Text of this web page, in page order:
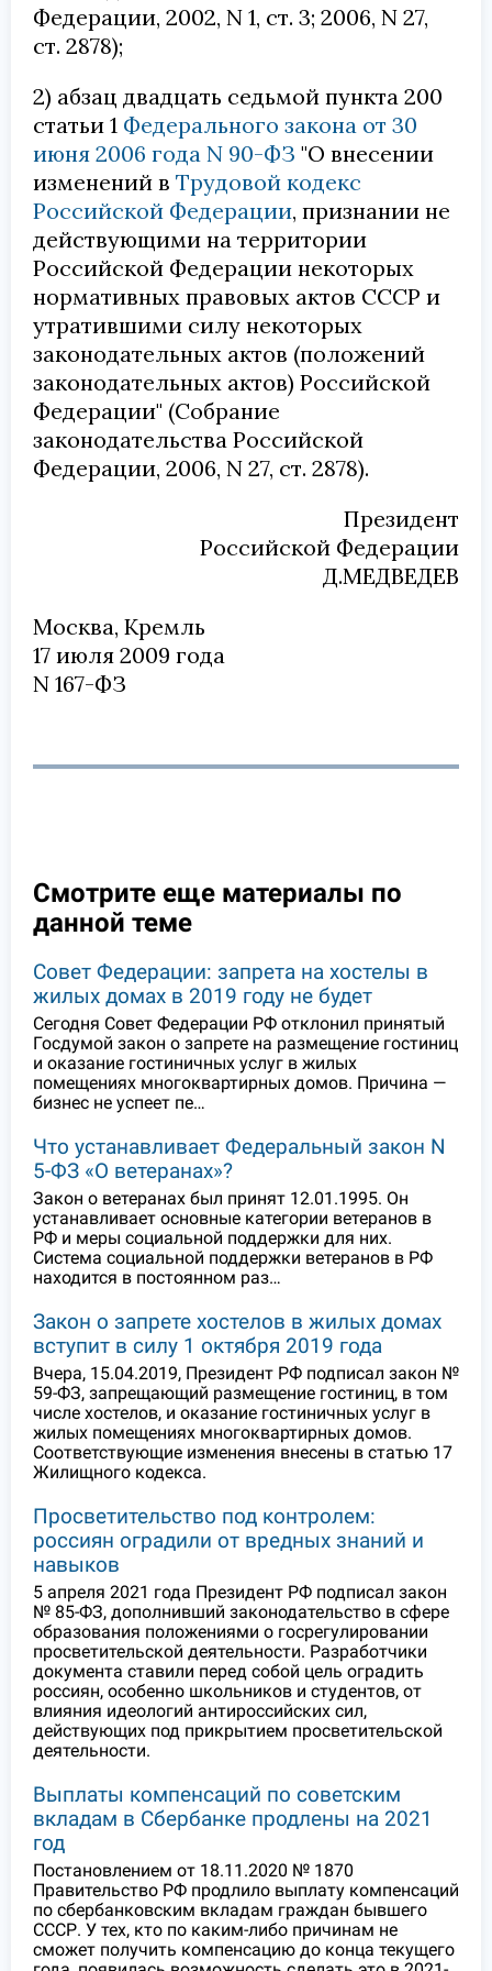
Федерации, 2002, N 1, ст. 3; 2006, N 27,
ст. 2878);
2) абзац двадцать седьмой пункта 200
статьи 1 Федерального закона от 30
июня 2006 года N 90-ФЗ "О внесении
изменений в Трудовой кодекс
Российской Федерации, признании не
действующими на территории
Российской Федерации некоторых
нормативных правовых актов СССР и
утратившими силу некоторых
законодательных актов (положений
законодательных актов) Российской
Федерации" (Собрание
законодательства Российской
Федерации, 2006, N 27, ст. 2878).
Президент
Российской Федерации
Д.МЕДВЕДЕВ
Москва, Кремль
17 июля 2009 года
N 167-ФЗ
Смотрите еще материалы по
данной теме
Совет Федерации: запрета на хостелы в
жилых домах в 2019 году не будет
Сегодня Совет Федерации РФ отклонил принятый
Госдумой закон о запрете на размещение гостиниц
и оказание гостиничных услуг в жилых
помещениях многоквартирных домов. Причина —
бизнес не успеет пе…
Что устанавливает Федеральный закон N
5-ФЗ «О ветеранах»?
Закон о ветеранах был принят 12.01.1995. Он
устанавливает основные категории ветеранов в
РФ и меры социальной поддержки для них.
Система социальной поддержки ветеранов в РФ
находится в постоянном раз…
Закон о запрете хостелов в жилых домах
вступит в силу 1 октября 2019 года
Вчера, 15.04.2019, Президент РФ подписал закон №
59-ФЗ, запрещающий размещение гостиниц, в том
числе хостелов, и оказание гостиничных услуг в
жилых помещениях многоквартирных домов.
Соответствующие изменения внесены в статью 17
Жилищного кодекса.
Просветительство под контролем:
россиян оградили от вредных знаний и
навыков
5 апреля 2021 года Президент РФ подписал закон
№ 85-ФЗ, дополнивший законодательство в сфере
образования положениями о госрегулировании
просветительской деятельности. Разработчики
документа ставили перед собой цель оградить
россиян, особенно школьников и студентов, от
влияния идеологий антироссийских сил,
действующих под прикрытием просветительской
деятельности.
Выплаты компенсаций по советским
вкладам в Сбербанке продлены на 2021
год
Постановлением от 18.11.2020 № 1870
Правительство РФ продлило выплату компенсаций
по сбербанковским вкладам граждан бывшего
СССР. У тех, кто по каким-либо причинам не
сможет получить компенсацию до конца текущего